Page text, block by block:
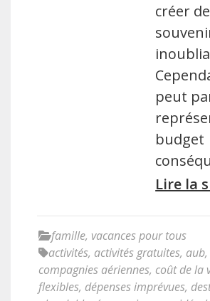
créer
peut
budget
Lire la
famille, vacances pour tous
activités, activités gratuites, aub,
compagnies aériennes, coût de la
flexibles, dépenses imprévues,